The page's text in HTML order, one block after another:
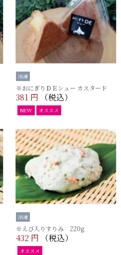
冷凍
※おにぎりＤＥシュー カスタード
381 円 （税込）
NEW オススメ
冷凍
※えび入りすりみ 220g
432 円 （税込）
オススメ